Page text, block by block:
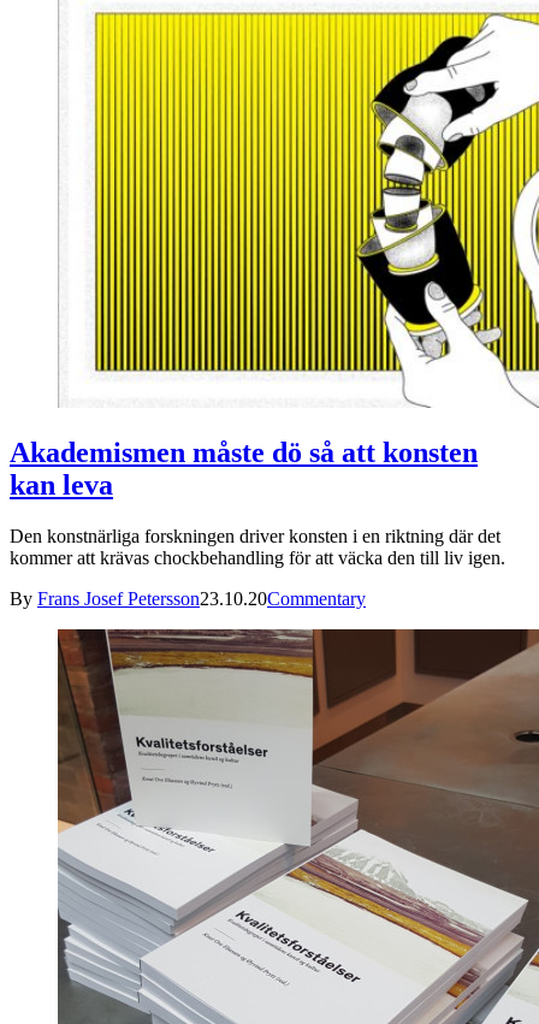
Akademismen måste dö så att konsten
kan leva
Den konstnärliga forskningen driver konsten i en riktning där det
kommer att krävas chockbehandling för att väcka den till liv igen.
By Frans Josef Petersson23.10.20Commentary